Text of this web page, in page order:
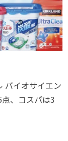
バイオサイエン
、コスパは3